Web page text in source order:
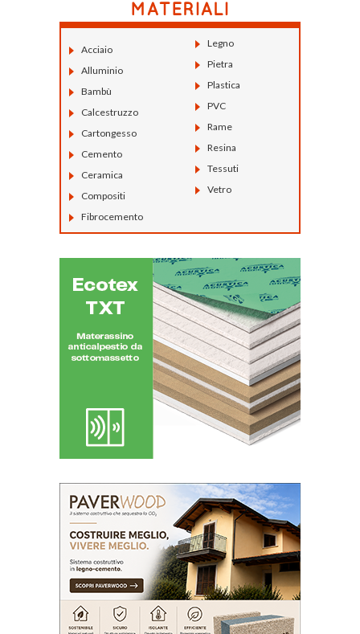
Acciaio
Alluminio
Bambù
Calcestruzzo
Cartongesso
Cemento
Ceramica
Compositi
Fibrocemento
Legno
Pietra
Plastica
PVC
Rame
Resina
Tessuti
Vetro